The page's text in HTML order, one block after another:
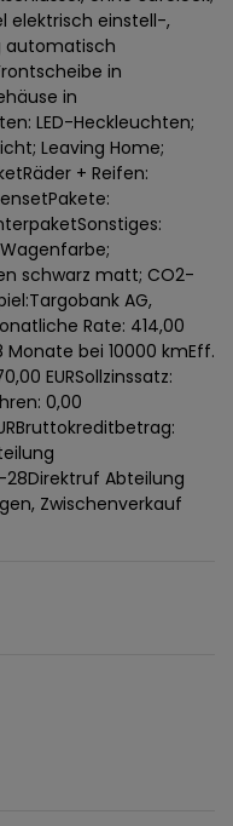
elektrisch einstell-,
automatisch
in
in
LED-Heckleuchten;
Leaving Home;
+ Reifen:
schwarz matt; CO2-
AG,
Rate: 414,00
Monate bei 10000 kmEff.
EURSollzinssatz:
0,00
Abteilung
Zwischenverkauf